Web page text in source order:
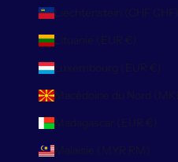
Liechtenstein (CHF CHF)
Lituanie (EUR €)
Luxembourg (EUR €)
Madagascar (EUR €)
Malaisie (MYR RM)